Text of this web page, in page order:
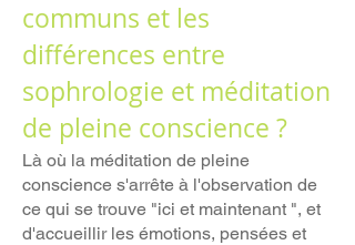
communs et les
différences entre
sophrologie et méditation
de pleine conscience ?
Là où la méditation de pleine
conscience s'arrête à l'observation de
ce qui se trouve "ici et maintenant ", et
d'accueillir les émotions, pensées et